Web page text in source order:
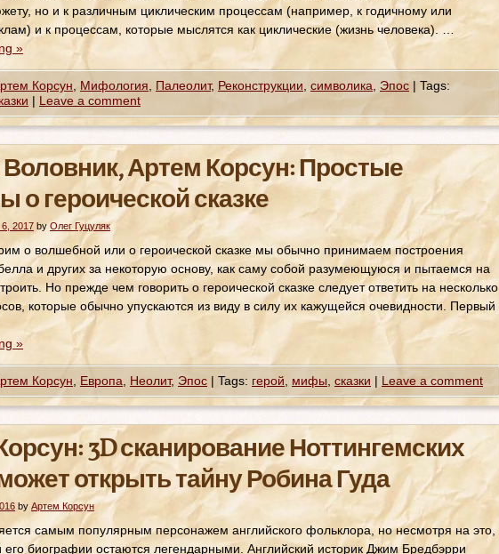
но и к различным циклическим процессам (например, к годичному или
и к процессам, которые мыслятся как циклические (жизнь человека). …
»
Корсун Мифология Палеолит, Реконструкции символика Эпос | Tags:
| Leave a comment
Артем Корсун: Простые
о героической сказке
6, 2017 by Олег Гуцуляк
о волшебной или о героической сказке мы обычно принимаем построения
и других за некоторую основу, как саму собой разумеющуюся и пытаемся на
Но прежде чем говорить о героической сказке следует ответить на несколько
которые обычно упускаются из виду в силу их кажущейся очевидности. Первый
»
Корсун Европа Неолит, Эпос | Tags: герой мифы сказки | Leave a comment
3D сканирование Ноттингемских
открыть тайну Робина Гуда
by Артем Корсун
самым популярным персонажем английского фольклора, но несмотря на это,
его биографии остаются легендарными. Английский историк Джим Бредбэрри